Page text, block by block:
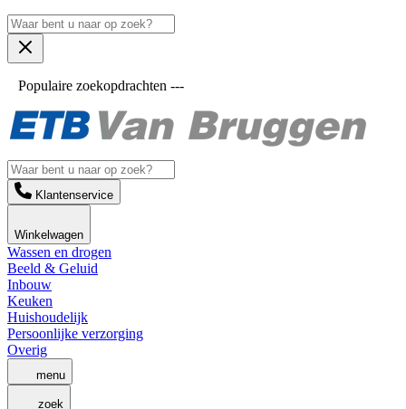
Populaire zoekopdrachten ---
Klantenservice
Winkelwagen
Wassen en drogen
Beeld & Geluid
Inbouw
Keuken
Huishoudelijk
Persoonlijke verzorging
Overig
menu
zoek